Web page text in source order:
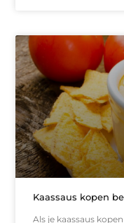
Kaassaus kopen
Als je kaassaus